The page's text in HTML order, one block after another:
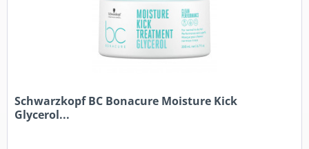
Schwarzkopf BC Bonacure Moisture Kick
Glycerol...